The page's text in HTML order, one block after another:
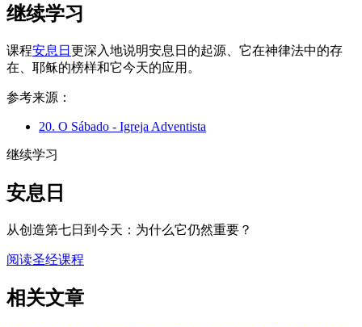
继续学习
课程安息日 更深入地说明安息日的起源、它在神律法中的存
在、耶稣的榜样和它今天的应用。
参考来源：
20. O Sábado - Igreja Adventista
继续学习
安息日
从创造第七日到今天：为什么它仍然重要？
阅读圣经课程
相关文章